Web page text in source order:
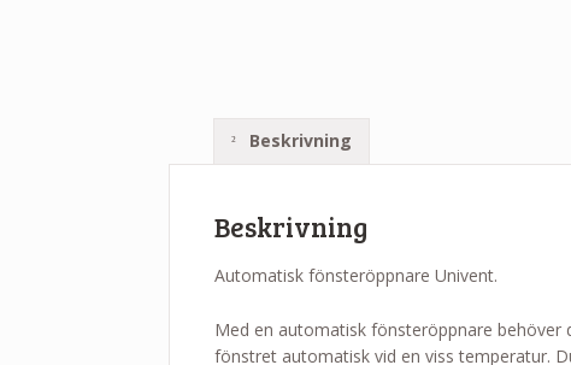
Beskrivning
Beskrivning
Automatisk fönsteröppnare Univent.
Med en automatisk fönsteröppnare
fönstret automatisk vid en viss temperatur.